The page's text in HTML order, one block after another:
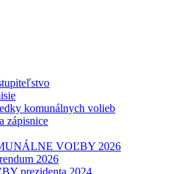
komunálnych volieb
zápisnice
VOĽBY 2026
2026
prezidenta 2024